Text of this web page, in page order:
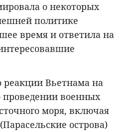
о некоторых
политике
время и ответила на
реакции Вьетнама на
проведении военных
моря, включая
острова)